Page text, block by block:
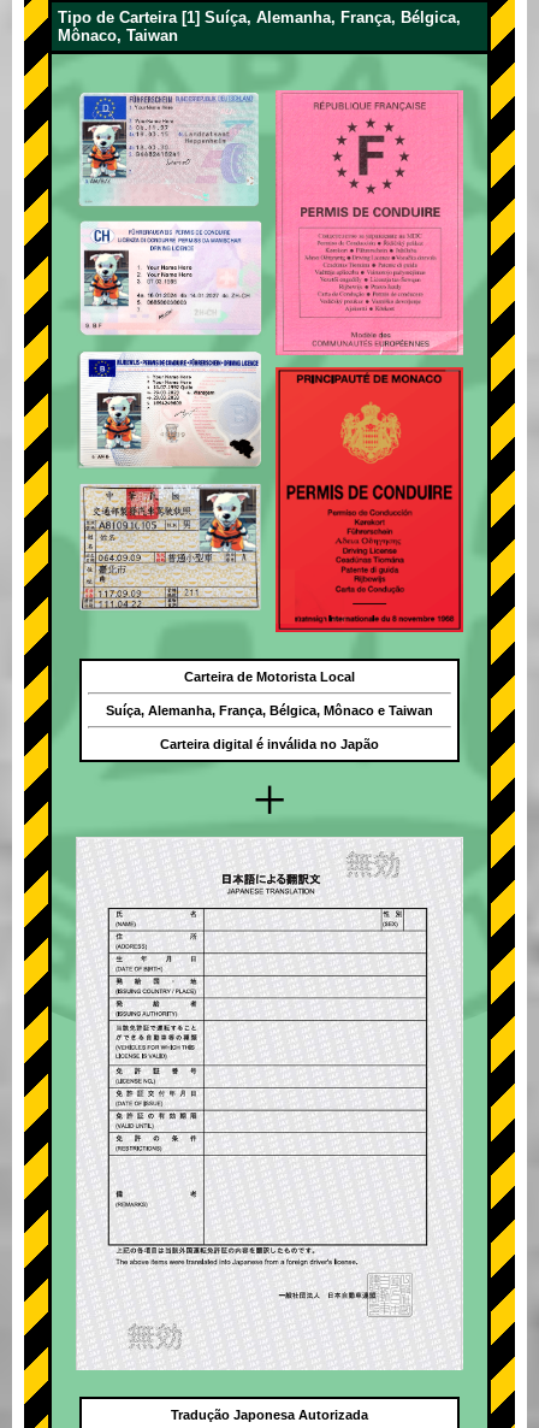
Tipo de Carteira [1] Suíça, Alemanha, França, Bélgica,
Mônaco, Taiwan
+
Carteira de Motorista Local
Suíça, Alemanha, França, Bélgica, Mônaco e Taiwan
Carteira digital é inválida no Japão
Tradução Japonesa Autorizada